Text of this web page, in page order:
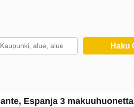
Haku
Espanja 3